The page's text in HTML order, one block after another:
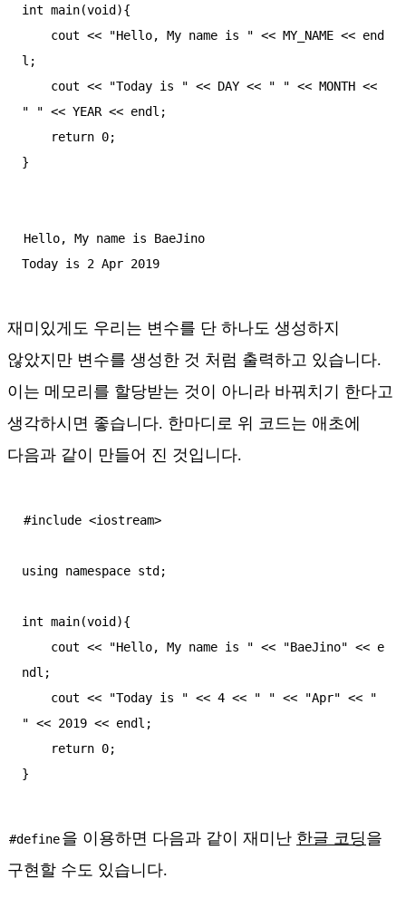
int main(void){
l;
" " << YEAR << endl;
}
Hello, My name is BaeJino
Today is 2 Apr 2019
재미있게도 우리는 변수를 단 하나도 생성하지
않았지만 변수를 생성한 것 처럼 출력하고 있습니다.
이는 메모리를 할당받는 것이 아니라 바꿔치기 한다고
생각하시면 좋습니다. 한마디로 위 코드는 애초에
다음과 같이 만들어 진 것입니다.
#include <iostream>
using namespace std;
int main(void){
ndl;
" << 2019 << endl;
}
#define을 이용하면 다음과 같이 재미난 한글 코딩을
구현할 수도 있습니다.